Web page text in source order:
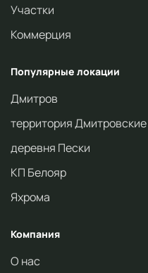
Участки
Коммерция
Популярные локации
Дмитров
территория
деревня Пески
КП Белояр
Яхрома
Компания
О нас